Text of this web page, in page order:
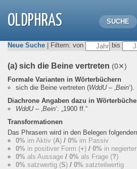
OLDPHRAS SUCHE
Neue Suche | Filtern: von bis
(a) sich die Beine vertreten (0✕)
Formale Varianten in Wörterbüchern
sich die Beine vertreten (WddU– ‚Bein‘).
Diachrone Angaben dazu in
WddU– ‚Bein‘: „1900 ff.“
Transformationen
Das Phrasem wird in den Belegen
0% im Aktiv (A) / 0% im Passiv
0% in positiver Form (+) / 0% in
0% als Aussage / 0% als Frage (?)
0% satzwertig (S) / 0% satzteilwertig